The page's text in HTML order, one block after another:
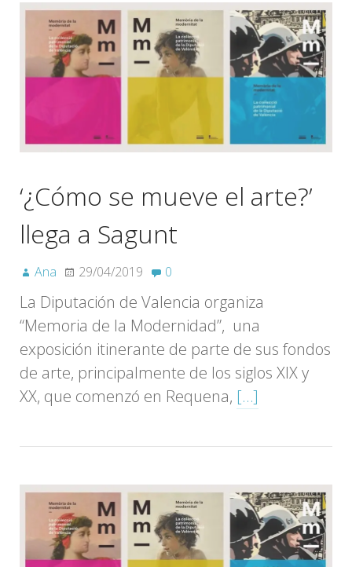
‘¿Cómo se mueve el arte?’
llega a Sagunt
Ana 29/04/2019 0
La Diputación de Valencia organiza
“Memoria de la Modernidad”, una
exposición itinerante de parte de sus fondos
de arte, principalmente de los siglos XIX y
XX, que comenzó en Requena, […]